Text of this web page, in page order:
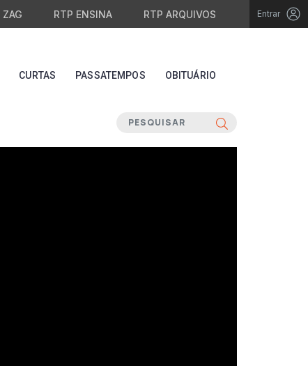
RTP ENSINA RTP ARQUIVOS Entrar
CURTAS PASSATEMPOS OBITUÁRIO